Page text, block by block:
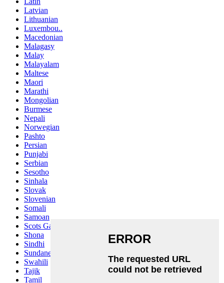
Latvian
Lithuanian
Luxembou..
Macedonian
Malagasy
Malay
Malayalam
Maltese
Maori
Marathi
Mongolian
Burmese
Nepali
Norwegian
Pashto
Persian
Punjabi
Serbian
Sesotho
Sinhala
Slovak
Slovenian
Somali
Samoan
Scots Gaelic
Shona
Sindhi
Sundanese
Swahili
Tajik
Tamil